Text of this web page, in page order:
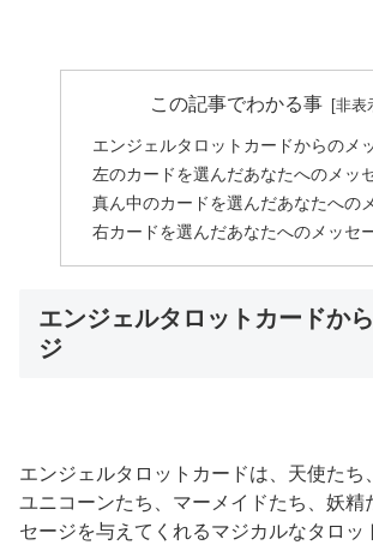
この記事でわかる事
エンジェルタロットカードからのメ
左のカードを選んだあなたへのメッ
真ん中のカードを選んだあなたへの
右カードを選んだあなたへのメッセ
エンジェルタロットカードか
ジ
エンジェルタロットカードは、天使たち
ユニコーンたち、マーメイドたち、妖精
セージを与えてくれるマジカルなタロッ